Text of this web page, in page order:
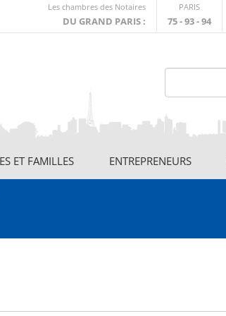
Les chambres des Notaires
DU GRAND PARIS :
externe
PARIS
75 - 93 - 94
ET FAMILLES ENTREPRENEURS